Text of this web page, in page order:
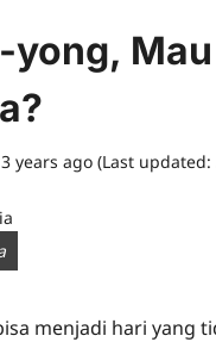
yong,
3 years ago (Last updated:
menjadi hari yang